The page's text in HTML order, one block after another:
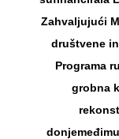
Zahvaljujući
društvene
Programa
grobna